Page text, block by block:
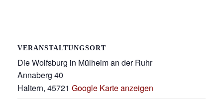
VERANSTALTUNGSORT
Die Wolfsburg in Mülheim an der Ruhr
Annaberg 40
Haltern, 45721 Google Karte anzeigen